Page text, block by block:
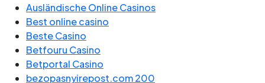
Ausländische Online Casinos
Best online casino
Beste Casino
Betfouru Casino
Betportal Casino
bezopasnyirepost.com 200